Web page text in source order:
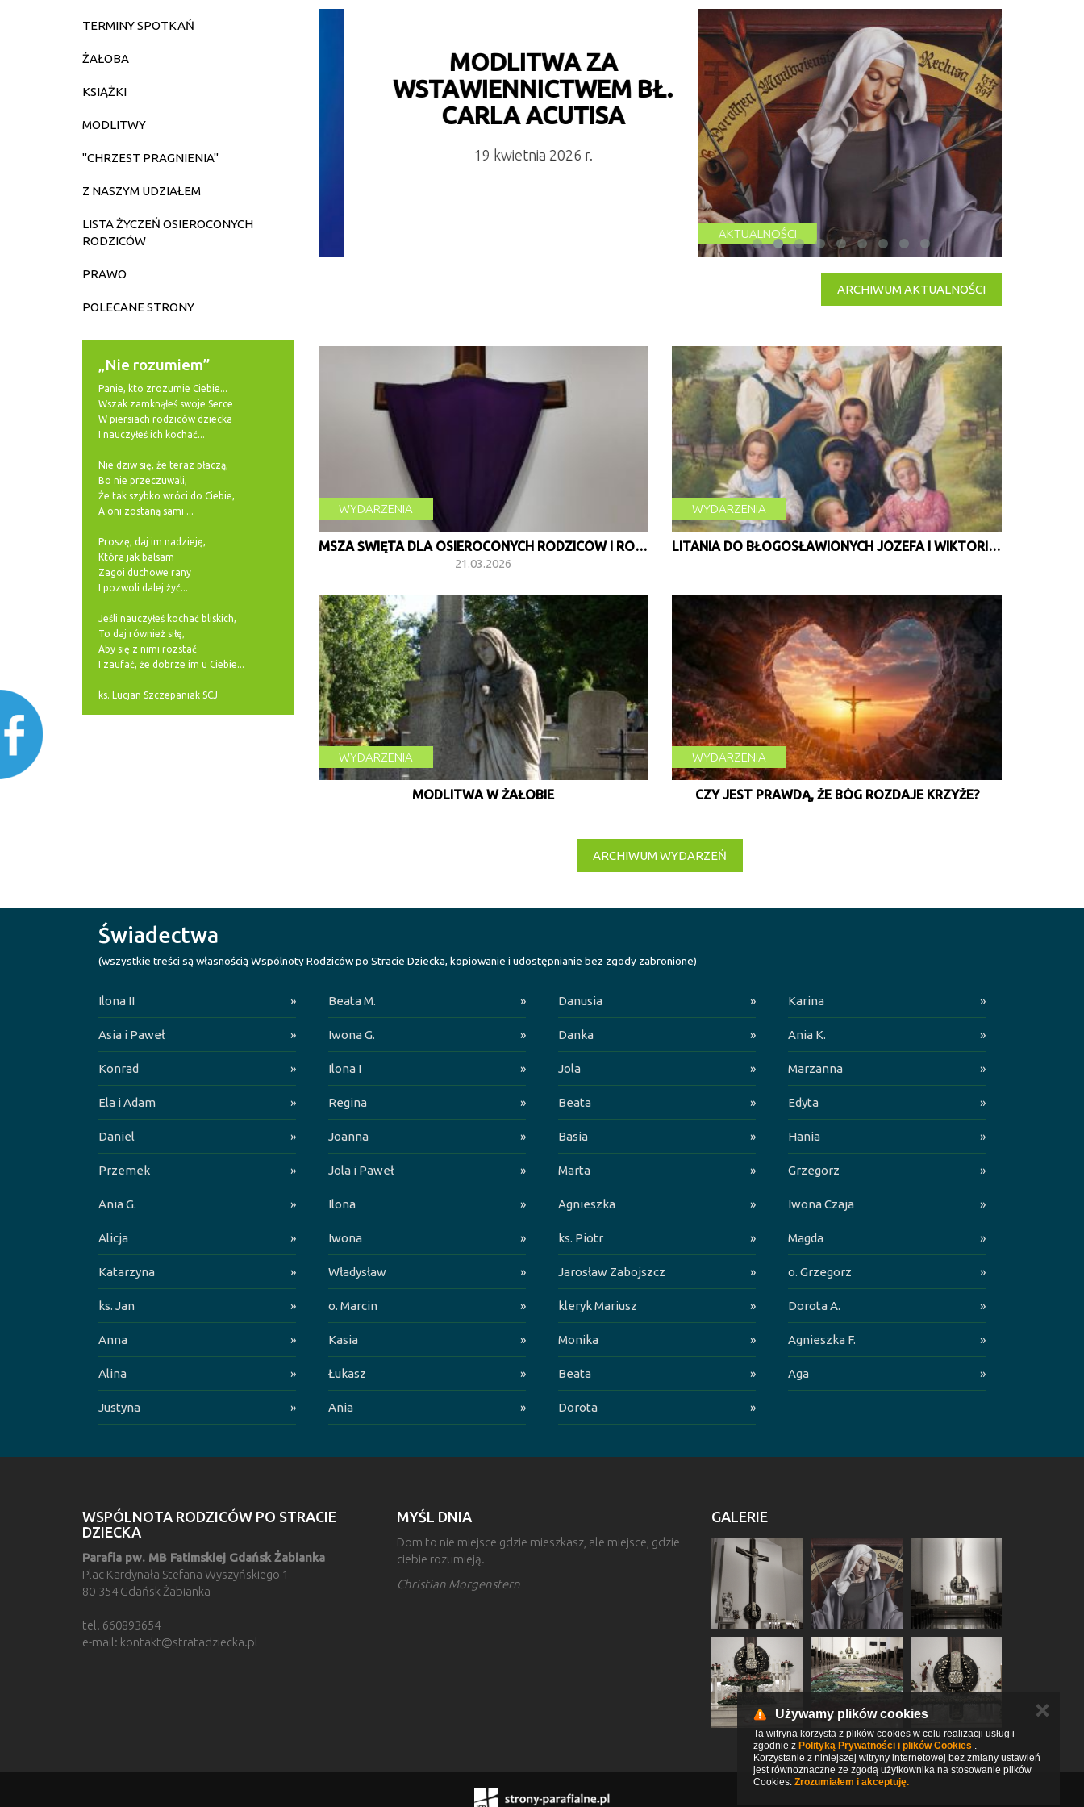
TERMINY SPOTKAŃ
ŻAŁOBA
KSIĄŻKI
MODLITWY
"CHRZEST PRAGNIENIA"
Z NASZYM UDZIAŁEM
LISTA ŻYCZEŃ OSIEROCONYCH
RODZICÓW
PRAWO
POLECANE STRONY
„Nie rozumiem”
Panie, kto zrozumie Ciebie...
Wszak zamknąłeś swoje Serce
W piersiach rodziców dziecka
I nauczyłeś ich kochać...
Nie dziw się, że teraz płaczą,
Bo nie przeczuwali,
Że tak szybko wróci do Ciebie,
A oni zostaną sami ...
Proszę, daj im nadzieję,
Która jak balsam
Zagoi duchowe rany
I pozwoli dalej żyć...
Jeśli nauczyłeś kochać bliskich,
To daj również siłę,
Aby się z nimi rozstać
I zaufać, że dobrze im u Ciebie...
ks. Lucjan Szczepaniak SCJ
MODLITWA ZA
WSTAWIENNICTWEM BŁ.
CARLA ACUTISA
19 kwietnia 2026 r.
MODLITWA DLA
OSIEROCONYCH RODZICÓW
PRZEZ WSTAWIENNICTWO
BŁOGOSŁAWIONEJ DOROTY
19 kwietnia 2026 r.
ARCHIWUM AKTUALNOŚCI
WYDARZENIA
MSZA ŚWIĘTA DLA OSIEROCONYCH RODZICÓW I RODZIN
21.03.2026
WYDARZENIA
czytaj więcej
LITANIA DO BŁOGOSŁAWIONYCH JÓZEFA I WIKTORII ULMÓ…
WYDARZENIA
czytaj więcej
MODLITWA W ŻAŁOBIE
WYDARZENIA
czytaj więcej
CZY JEST PRAWDĄ, ŻE BÓG ROZDAJE KRZYŻE?
ARCHIWUM WYDARZEŃ
Świadectwa
(wszystkie treści są własnością Wspólnoty Rodziców po Stracie Dziecka, kopiowanie i udostępnianie bez zgody zabronione)
Ilona II » Beata M. » Danusia » Karina »
Asia i Paweł » Iwona G. » Danka » Ania K. »
Konrad » Ilona I » Jola » Marzanna »
Ela i Adam » Regina » Beata » Edyta »
Daniel » Joanna » Basia » Hania »
Przemek » Jola i Paweł » Marta » Grzegorz »
Ania G. » Ilona » Agnieszka » Iwona Czaja »
Alicja » Iwona » ks. Piotr » Magda »
Katarzyna » Władysław » Jarosław Zabojszcz » o. Grzegorz »
ks. Jan » o. Marcin » kleryk Mariusz » Dorota A. »
Anna » Kasia » Monika » Agnieszka F. »
Alina » Łukasz » Beata » Aga »
Justyna » Ania » Dorota »
WSPÓLNOTA RODZICÓW PO STRACIE
DZIECKA
Parafia pw. MB Fatimskiej Gdańsk Żabianka
Plac Kardynała Stefana Wyszyńskiego 1
80-354 Gdańsk Żabianka
tel. 660893654
e-mail: kontakt@stratadziecka.pl
MYŚL DNIA
Dom to nie miejsce gdzie mieszkasz, ale miejsce, gdzie
ciebie rozumieją.
Christian Morgenstern
GALERIE
Używamy plików cookies
Ta witryna korzysta z plików cookies w celu realizacji usług i
zgodnie z Polityką Prywatności i plików Cookies .
Korzystanie z niniejszej witryny internetowej bez zmiany ustawień
jest równoznaczne ze zgodą użytkownika na stosowanie plików
Cookies. Zrozumiałem i akceptuję.
✕